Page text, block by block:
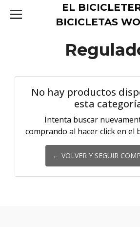
EL
BICICLETAS
No hay productos
esta
Intenta buscar
comprando al hacer click en el
← VOLVER Y SEGUIR